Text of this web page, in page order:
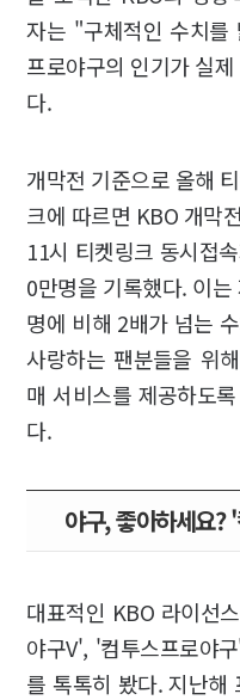
자는 "구체적인 수치를
프로야구의 인기가 실
다.
개막전 기준으로 올해
크에 따르면 KBO 개막
11시 티켓링크 동시접
0만명을 기록했다. 이
명에 비해 2배가 넘는
사랑하는 팬분들을 위
매 서비스를 제공하도
다.
야구, 좋아하세요?
대표적인 KBO 라이선
야구V', '컴투스프로야
를 톡톡히 봤다. 지난해